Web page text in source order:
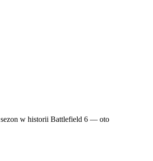
sezon w historii Battlefield 6 — oto